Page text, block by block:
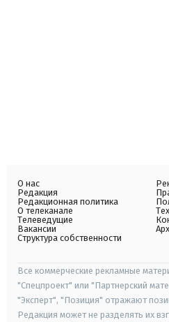
О нас
Редакция
Редакционная политика
О телеканале
Телеведущие
Вакансии
Структура собственности
Все коммерческие рекламные
"Спецпроект" или "Партнерский
"Эксперт", "Позиция" отражают
Редакция может не разделять их